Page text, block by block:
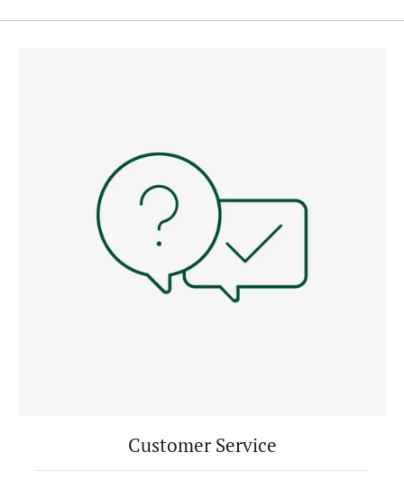
Customer Service